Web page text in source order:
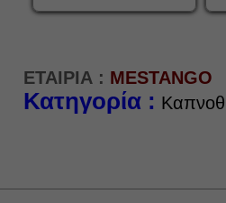
ΕΤΑΙΡΙΑ : MESTANGO
Κατηγορία :